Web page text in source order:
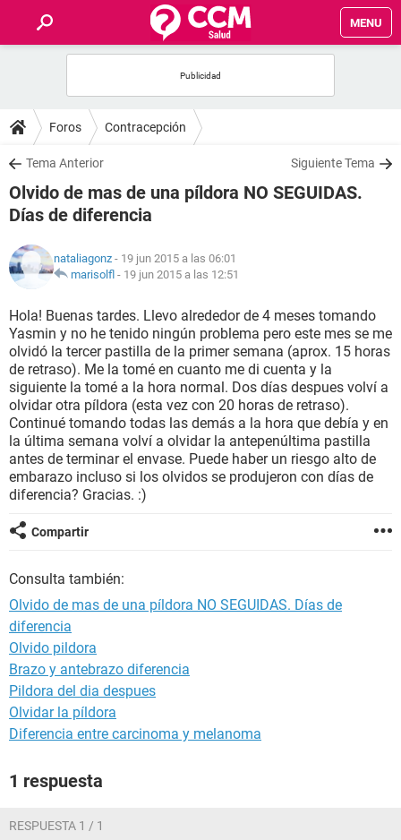
MENU
FOROS
SALUD
FAMILIA
NUTRICIÓN
SEXUALIDAD
GLOSARIO
Foros Contracepción
Tema Anterior Siguiente Tema
Olvido de mas de una píldora NO SEGUIDAS.
Días de diferencia
nataliagonz - 19 jun 2015 a las 06:01
marisolfl - 19 jun 2015 a las 12:51
Hola! Buenas tardes. Llevo alrededor de 4 meses tomando
Yasmin y no he tenido ningún problema pero este mes se me
olvidó la tercer pastilla de la primer semana (aprox. 15 horas
de retraso). Me la tomé en cuanto me di cuenta y la
siguiente la tomé a la hora normal. Dos días despues volví a
olvidar otra píldora (esta vez con 20 horas de retraso).
Continué tomando todas las demás a la hora que debía y en
la última semana volví a olvidar la antepenúltima pastilla
antes de terminar el envase. Puede haber un riesgo alto de
embarazo incluso si los olvidos se produjeron con días de
diferencia? Gracias. :)
Compartir
Consulta también:
Olvido de mas de una píldora NO SEGUIDAS. Días de
diferencia
Olvido pildora
Brazo y antebrazo diferencia
Pildora del dia despues
Olvidar la píldora
Diferencia entre carcinoma y melanoma
1 respuesta
RESPUESTA 1 / 1